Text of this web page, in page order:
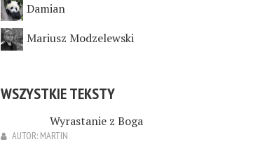
Damian
Mariusz Modzelewski
WSZYSTKIE TEKSTY
Wyrastanie z Boga
AUTOR: MARTIN